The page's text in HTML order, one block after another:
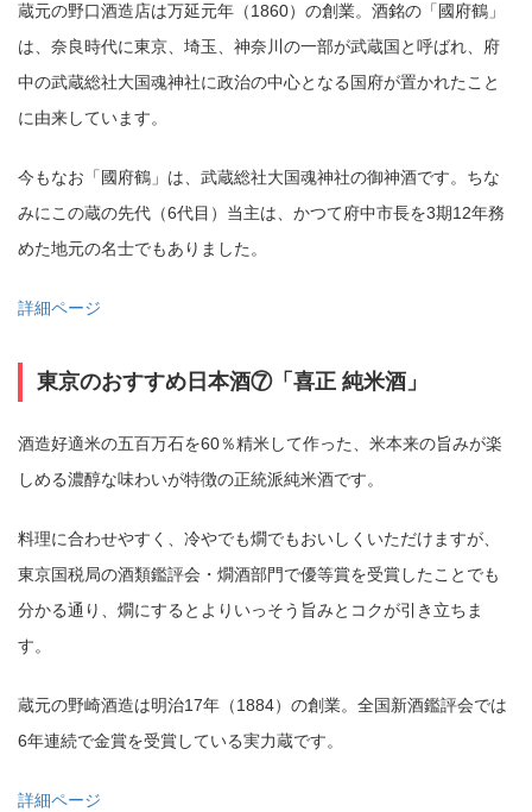
蔵元の野口酒造店は万延元年（1860）の創業。酒銘の「國府鶴」
は、奈良時代に東京、埼玉、神奈川の一部が武蔵国と呼ばれ、府
中の武蔵総社大国魂神社に政治の中心となる国府が置かれたこと
に由来しています。
今もなお「國府鶴」は、武蔵総社大国魂神社の御神酒です。ちな
みにこの蔵の先代（6代目）当主は、かつて府中市長を3期12年務
めた地元の名士でもありました。
詳細ページ
東京のおすすめ日本酒⑦「喜正 純米酒」
酒造好適米の五百万石を60％精米して作った、米本来の旨みが楽
しめる濃醇な味わいが特徴の正統派純米酒です。
料理に合わせやすく、冷やでも燗でもおいしくいただけますが、
東京国税局の酒類鑑評会・燗酒部門で優等賞を受賞したことでも
分かる通り、燗にするとよりいっそう旨みとコクが引き立ちま
す。
蔵元の野崎酒造は明治17年（1884）の創業。全国新酒鑑評会では
6年連続で金賞を受賞している実力蔵です。
詳細ページ